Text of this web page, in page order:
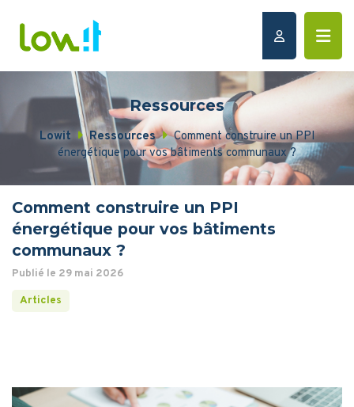
Ressources
Lowit Ressources
Comment construire un PPI
énergétique pour vos bâtiments communaux ?
Comment construire un PPI
énergétique pour vos bâtiments
communaux ?
Publié le 29 mai 2026
Articles